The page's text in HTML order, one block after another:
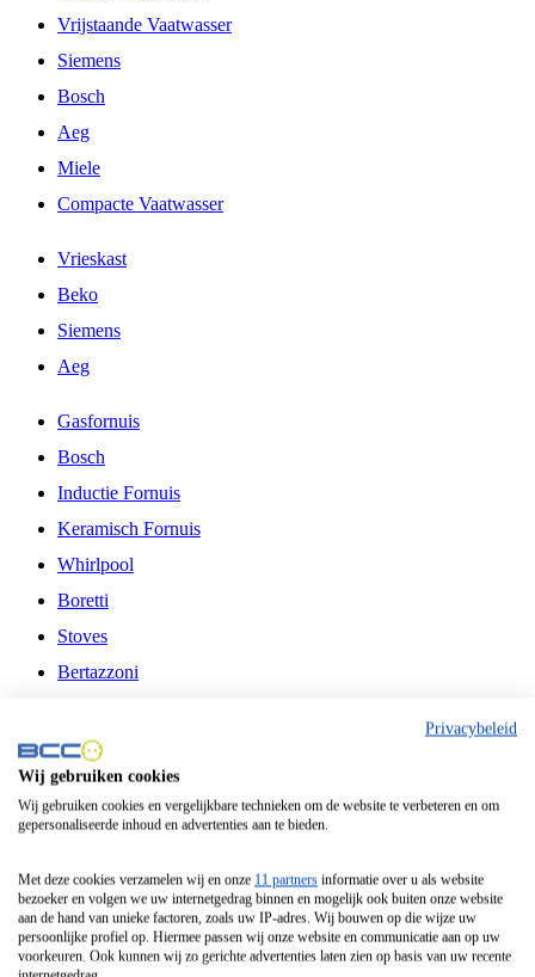
Vrijstaande Vaatwasser
Siemens
Bosch
Aeg
Miele
Compacte Vaatwasser
Vrieskast
Beko
Siemens
Aeg
Gasfornuis
Bosch
Inductie Fornuis
Keramisch Fornuis
Whirlpool
Boretti
Stoves
Bertazzoni
Fitelli
Airfryer
Frituurpan
Contactgrill
Broodbakmachine
Broodrooster
Privacybeleid
Wij gebruiken cookies
Wij gebruiken cookies en vergelijkbare technieken om de website te verbeteren en om
gepersonaliseerde inhoud en advertenties aan te bieden.
Met deze cookies verzamelen wij en onze 11 partners informatie over u als website
bezoeker en volgen we uw internetgedrag binnen en mogelijk ook buiten onze website
aan de hand van unieke factoren, zoals uw IP-adres. Wij bouwen op die wijze uw
persoonlijke profiel op. Hiermee passen wij onze website en communicatie aan op uw
voorkeuren. Ook kunnen wij zo gerichte advertenties laten zien op basis van uw recente